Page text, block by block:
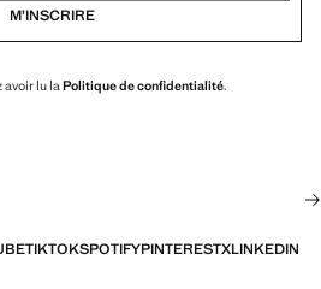
M’INSCRIRE
avoir lu la Politique de confidentialité.
TIKTOKSPOTIFYPINTERESTXLINKEDIN